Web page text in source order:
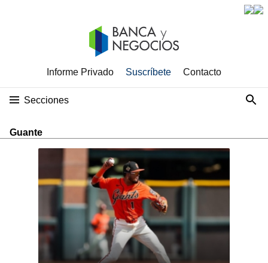
Informe Privado Suscríbete Contacto
Secciones
Guante